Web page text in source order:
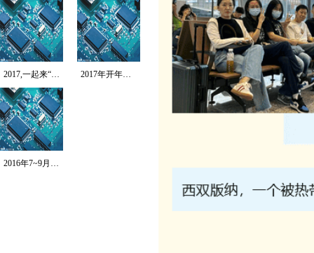
2017,一起来“北... 2017年开年第一跑...
2016年7~9月T...